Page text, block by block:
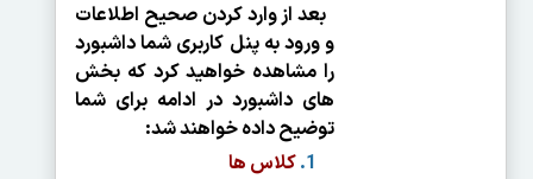
بعد از وارد کردن صحیح اطلاعات
و ورود به پنل کاربری شما داشبورد
را مشاهده خواهید کرد که بخش
های داشبورد در ادامه برای شما
توضیح داده خواهند شد:
کلاس ها